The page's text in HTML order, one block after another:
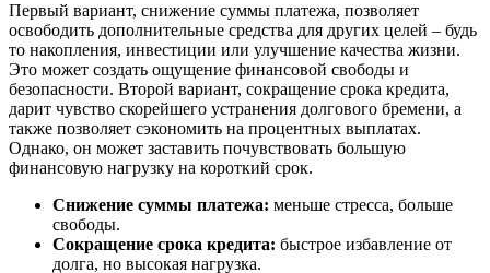
Первый вариант, снижение суммы платежа, позволяет
освободить дополнительные средства для других целей – будь
то накопления, инвестиции или улучшение качества жизни.
Это может создать ощущение финансовой свободы и
безопасности. Второй вариант, сокращение срока кредита,
дарит чувство скорейшего устранения долгового бремени, а
также позволяет сэкономить на процентных выплатах.
Однако, он может заставить почувствовать большую
финансовую нагрузку на короткий срок.
Снижение суммы платежа: меньше стресса, больше
свободы.
Сокращение срока кредита: быстрое избавление от
долга, но высокая нагрузка.